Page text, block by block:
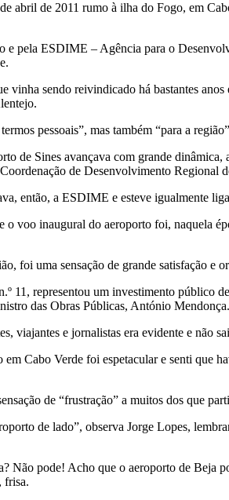
abril de 2011 rumo à ilha do Fogo, em
pela ESDIME – Agência para o
sendo reivindicado há bastantes
pessoais”, mas também “para a
de Sines avançava com grande
de Desenvolvimento Regional
então, a ESDIME e esteve igualmente
voo inaugural do aeroporto foi, naquela
foi uma sensação de grande satisfação
11, representou um investimento
das Obras Públicas, António Mendonça.
viajantes e jornalistas era evidente e não
Cabo Verde foi espetacular e senti que
de “frustração” a muitos dos que
de lado”, observa Jorge Lopes,
Não pode! Acho que o aeroporto de Beja
frisa.